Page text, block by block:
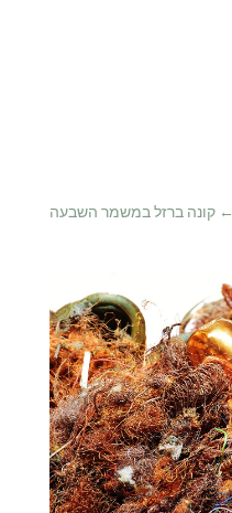
←קונה ברזל במשמר השבעה